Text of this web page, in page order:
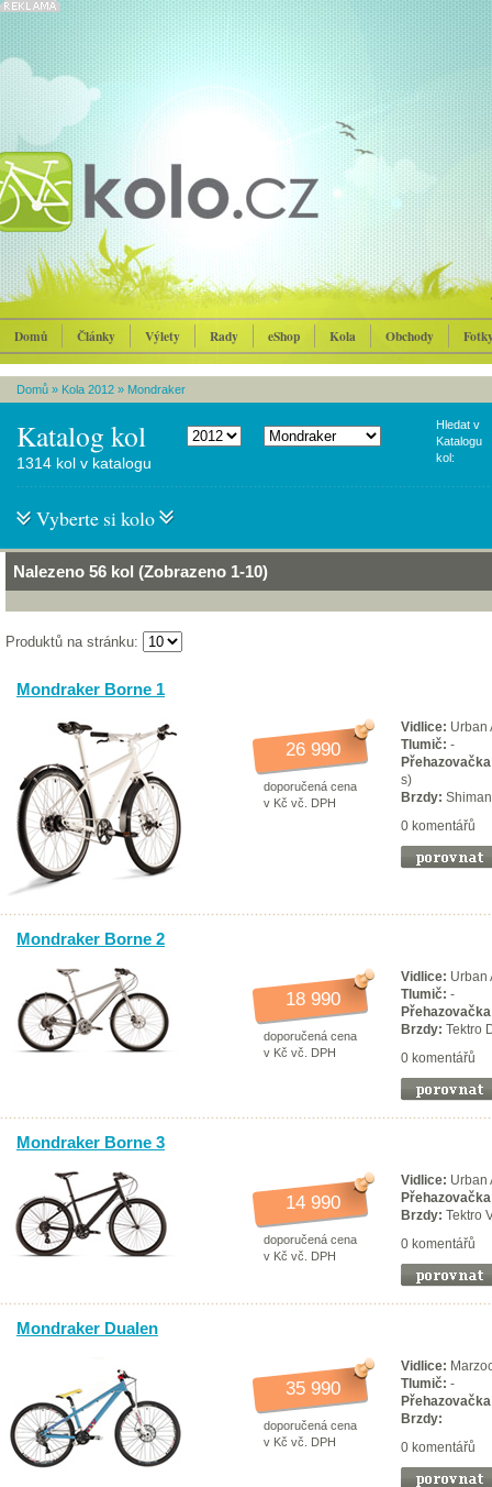
Domů Články Výlety Rady eShop Kola Obchody
Domů » Kola 2012 » Mondraker
Katalog kol
Hledat v
Katalogu
kol:
1314 kol v katalogu
Vyberte si kolo
Nalezeno 56 kol (Zobrazeno 1-10)
Produktů na stránku:
Mondraker Borne 1
26 990
doporučená cena
v Kč vč. DPH
Vidlice: Urban
Tlumič: -
s)
Brzdy:
0 komentářů
Mondraker Borne 2
18 990
doporučená cena
v Kč vč. DPH
Vidlice: Urban
Tlumič: -
Brzdy: Tektro
0 komentářů
Mondraker Borne 3
14 990
doporučená cena
v Kč vč. DPH
Vidlice: Urban
Brzdy: Tektro
0 komentářů
Mondraker Dualen
35 990
doporučená cena
v Kč vč. DPH
Vidlice:
Tlumič: -
Brzdy:
0 komentářů